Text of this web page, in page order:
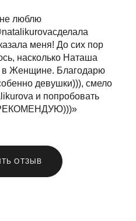
не люблю
меня! До сих пор
насколько Наташа
в Женщине. Благодарю
девушки))), смело
и попробовать
РЕКОМЕНДУЮ)))»
ОТЗЫВ